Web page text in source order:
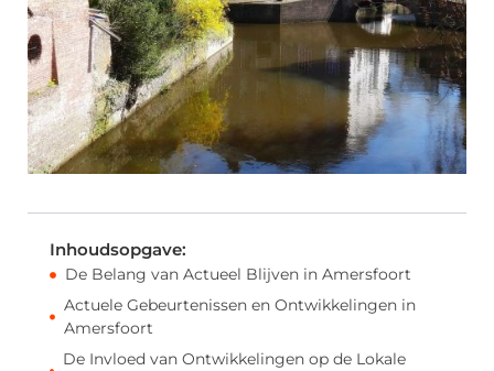
Inhoudsopgave:
De Belang van Actueel Blijven in Amersfoort
Actuele Gebeurtenissen en Ontwikkelingen in
Amersfoort
De Invloed van Ontwikkelingen op de Lokale